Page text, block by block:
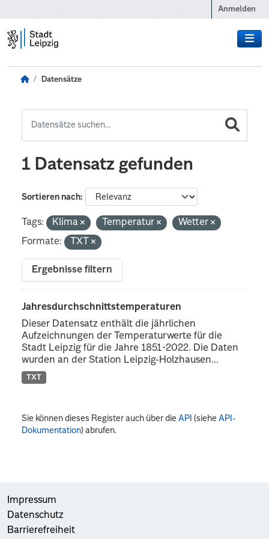
Anmelden
Datensätze
1 Datensatz gefunden
Sortieren nach
Tags: Klima Temperatur
Wetter
Formate:
TXT
Ergebnisse filtern
Jahresdurchschnittstemperaturen
Dieser Datensatz enthält die jährlichen
Aufzeichnungen der Temperaturwerte für die
Stadt Leipzig für die Jahre 1851-2022. Die Daten
wurden an der Station Leipzig-Holzhausen...
TXT
Sie können dieses Register auch über dieAPI (sieheAPI-
Dokumentation) abrufen.
Impressum
Datenschutz
Barrierefreiheit